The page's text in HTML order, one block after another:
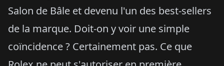
Salon de Bâle et devenu l'un des best-sellers
de la marque. Doit-on y voir une simple
coïncidence ? Certainement pas. Ce que